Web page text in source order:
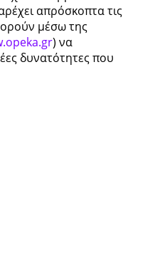
απρόσκοπτα τις
μέσω της
) να
δυνατότητες που